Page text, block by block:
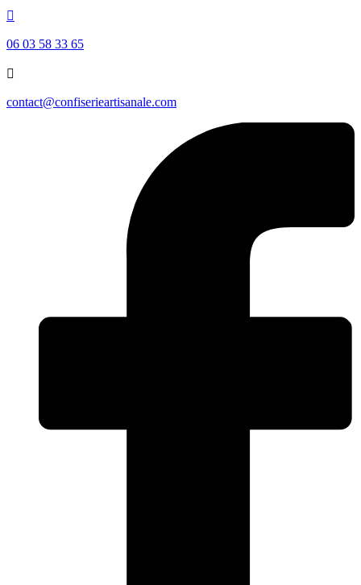

06 03 58 33 65

contact@confiserieartisanale.com